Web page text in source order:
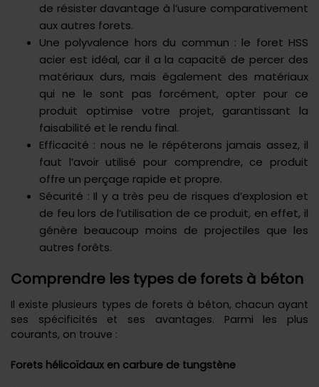
de résister davantage à l’usure comparativement
aux autres forets.
Une polyvalence hors du commun : le foret HSS
acier est idéal, car il a la capacité de percer des
matériaux durs, mais également des matériaux
qui ne le sont pas forcément, opter pour ce
produit optimise votre projet, garantissant la
faisabilité et le rendu final.
Efficacité : nous ne le répéterons jamais assez, il
faut l’avoir utilisé pour comprendre, ce produit
offre un perçage rapide et propre.
Sécurité : Il y a très peu de risques d’explosion et
de feu lors de l’utilisation de ce produit, en effet, il
génère beaucoup moins de projectiles que les
autres forêts.
Comprendre les types de forets à béton
Il existe plusieurs types de forets à béton, chacun ayant
ses spécificités et ses avantages. Parmi les plus
courants, on trouve :
Forets hélicoïdaux en carbure de tungstène